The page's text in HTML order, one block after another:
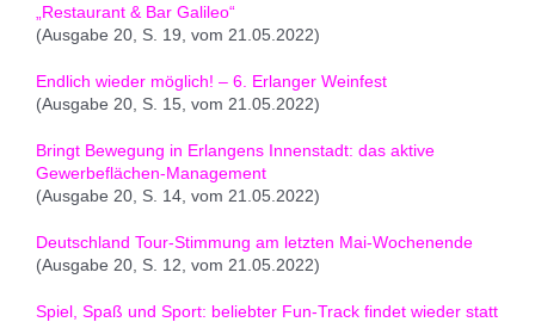
„Restaurant & Bar Galileo“
(Ausgabe 20, S. 19, vom 21.05.2022)
Endlich wieder möglich! – 6. Erlanger Weinfest
(Ausgabe 20, S. 15, vom 21.05.2022)
Bringt Bewegung in Erlangens Innenstadt: das aktive
Gewerbeflächen-Management
(Ausgabe 20, S. 14, vom 21.05.2022)
Deutschland Tour-Stimmung am letzten Mai-Wochenende
(Ausgabe 20, S. 12, vom 21.05.2022)
Spiel, Spaß und Sport: beliebter Fun-Track findet wieder statt